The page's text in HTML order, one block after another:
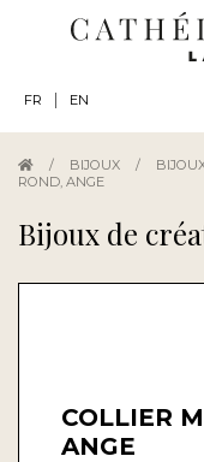
/ BIJOUX /
ROND, ANGE
Bijoux de
COLLIER
ANGE
FR EN